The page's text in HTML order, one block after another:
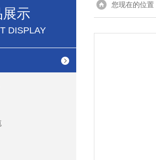
展示
DISPLAY
您现在的位置